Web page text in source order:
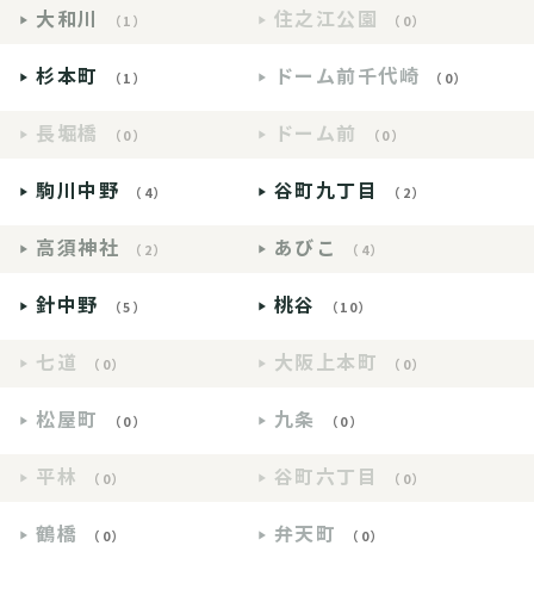
大和川 （1） 住之江公園 （0）
杉本町 （1） ドーム前千代崎 （0）
長堀橋 （0） ドーム前 （0）
駒川中野 （4） 谷町九丁目 （2）
高須神社 （2） あびこ （4）
針中野 （5） 桃谷 （10）
七道 （0） 大阪上本町 （0）
松屋町 （0） 九条 （0）
平林 （0） 谷町六丁目 （0）
鶴橋 （0） 弁天町 （0）